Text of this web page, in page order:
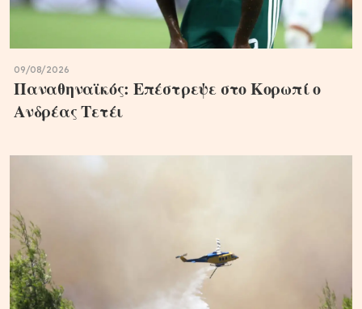
09/08/2026
Παναθηναϊκός: Επέστρεψε στο Κορωπί ο
Ανδρέας Τετέι